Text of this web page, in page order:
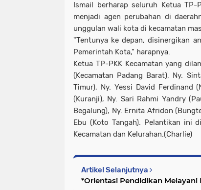
Ismail berharap seluruh Ketua
menjadi agen perubahan di
unggulan wali kota di kecamatan
"Tentunya ke depan, disinergikan
Pemerintah Kota," harapnya.
Ketua TP-PKK Kecamatan yang
(Kecamatan Padang Barat), Ny.
Timur), Ny. Yessi David Ferdinand
(Kuranji), Ny. Sari Rahmi Yandry
Begalung), Ny. Ernita Afridon
Ebu (Koto Tangah). Pelantikan ini
Kecamatan dan Kelurahan.(Charlie)
Artikel Selanjutnya
*Orientasi Pendidikan